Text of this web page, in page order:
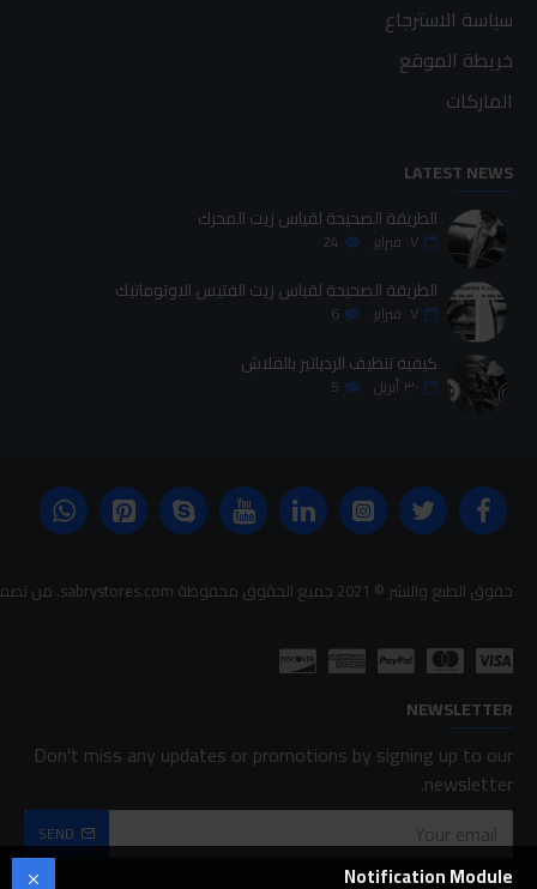
سياسة الاسترجاع
خريطة الموقع
الماركات
LATEST NEWS
الطريقة الصحيحة لقياس زيت المحرك
٠٧ فبراير 24
الطريقة الصحيحة لقياس زيت الفتيس الاوتوماتيك
٠٧ فبراير 6
كيفية تنظيف الردياتير بالفلاش
٣٠ أبريل 5
حقوق الطبع والنشر © 2021 جميع الحقوق محفوظة sabrystores.com. من تصميم-
NEWSLETTER
Don't miss any updates or promotions by signing up to our
newsletter.
SEND
Notification Module